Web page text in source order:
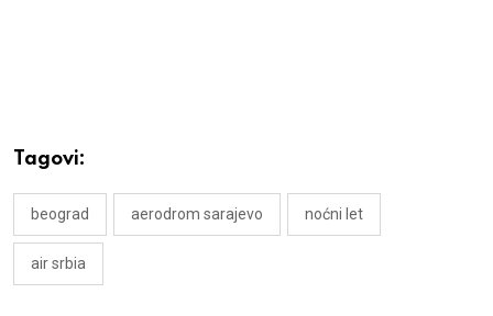
Tagovi:
beograd aerodrom sarajevo noćni let
air srbia